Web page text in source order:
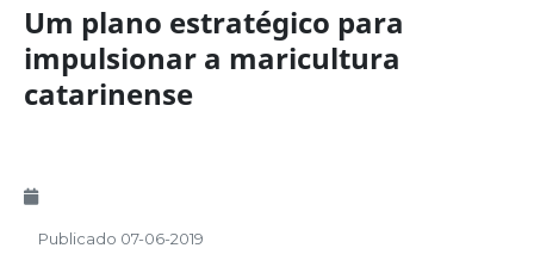
Um plano estratégico para
impulsionar a maricultura
catarinense
Publicado 07-06-2019